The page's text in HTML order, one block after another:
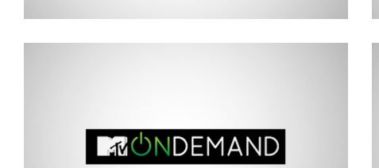
Gamification product